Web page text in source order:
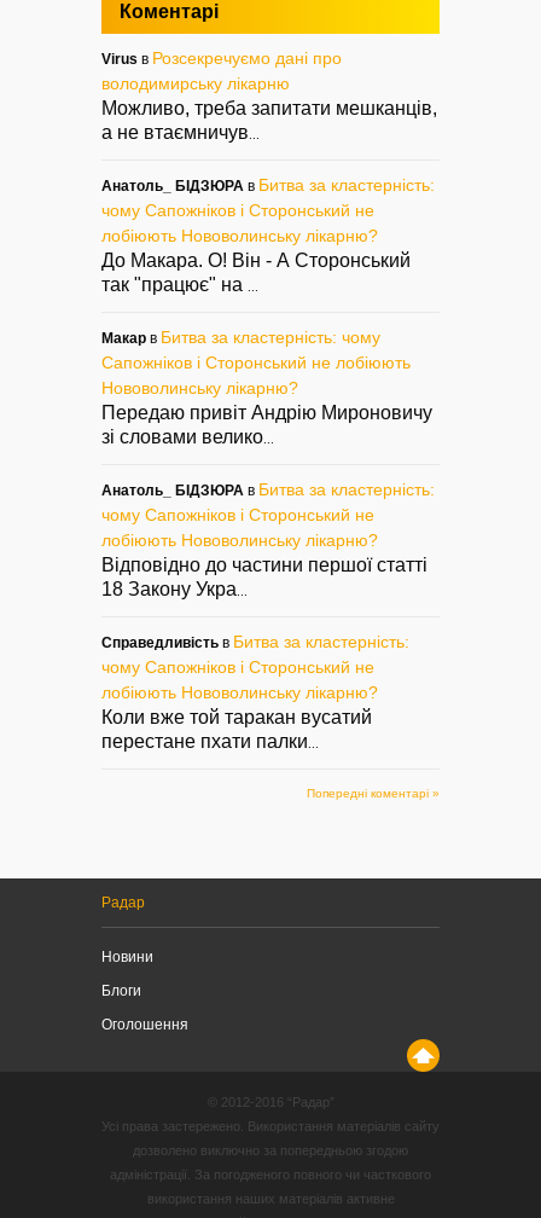
Коментарі
Virus в Розсекречуємо дані про
володимирську лікарню
Можливо, треба запитати мешканців,
а не втаємничув...
Анатоль_ БІДЗЮРА в Битва за кластерність:
чому Сапожніков і Сторонський не
лобіюють Нововолинську лікарню?
До Макара. О! Він - А Сторонський
так "працює" на ...
Макар в Битва за кластерність: чому
Сапожніков і Сторонський не лобіюють
Нововолинську лікарню?
Передаю привіт Андрію Мироновичу
зі словами велико...
Анатоль_ БІДЗЮРА в Битва за кластерність:
чому Сапожніков і Сторонський не
лобіюють Нововолинську лікарню?
Відповідно до частини першої статті
18 Закону Укра...
Справедливість в Битва за кластерність:
чому Сапожніков і Сторонський не
лобіюють Нововолинську лікарню?
Коли вже той таракан вусатий
перестане пхати палки...
Попередні коментарі »
Радар
Новини
Блоги
Оголошення
© 2012-2016 “Радар”
Усі права застережено. Використання матеріалів сайту
дозволено виключно за попередньою згодою
адміністрації. За погодженого повного чи часткового
використання наших матеріалів активне